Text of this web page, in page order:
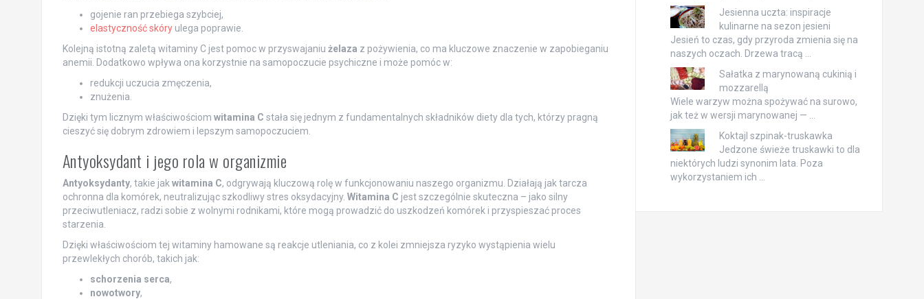
gojenie ran przebiega szybciej,
elastyczność skóryulega poprawie.
Kolejną istotną zaletą witaminy C jest pomoc w przyswajaniu żelaza z pożywienia, co ma kluczowe znaczenie w zapobieganiu
anemii. Dodatkowo wpływa ona korzystnie na samopoczucie psychiczne i może pomóc w:
redukcji uczucia zmęczenia,
znużenia.
Dzięki tym licznym właściwościom witamina C stała się jednym z fundamentalnych składników diety dla tych, którzy pragną
cieszyć się dobrym zdrowiem i lepszym samopoczuciem.
Antyoksydant i jego rola w organizmie
Antyoksydanty, takie jak witamina C, odgrywają kluczową rolę w funkcjonowaniu naszego organizmu. Działają jak tarcza
ochronna dla komórek, neutralizując szkodliwy stres oksydacyjny. Witamina C jest szczególnie skuteczna – jako silny
przeciwutleniacz, radzi sobie z wolnymi rodnikami, które mogą prowadzić do uszkodzeń komórek i przyspieszać proces
starzenia.
Dzięki właściwościom tej witaminy hamowane są reakcje utleniania, co z kolei zmniejsza ryzyko wystąpienia wielu
przewlekłych chorób, takich jak:
schorzenia serca,
nowotwory,
Jesienna uczta: inspiracje
kulinarne na sezon jesieni
Jesień to czas, gdy przyroda zmienia się na
naszych oczach. Drzewa tracą …
Sałatka z marynowaną cukinią i
mozzarellą
Wiele warzyw można spożywać na surowo,
jak też w wersji marynowanej — …
Koktajl szpinak-truskawka
Jedzone świeże truskawki to dla
niektórych ludzi synonim lata. Poza
wykorzystaniem ich …